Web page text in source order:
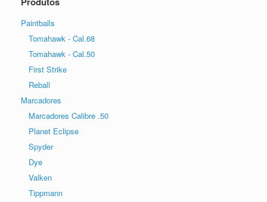
Paintballs
Tomahawk - Cal.68
Tomahawk - Cal.50
First Strike
Reball
Marcadores
Marcadores Calibre .50
Planet Eclipse
Spyder
Dye
Valken
Tippmann